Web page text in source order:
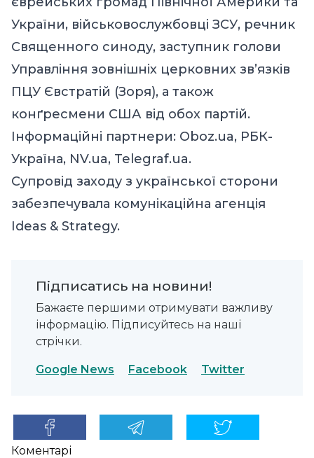
України, військовослужбовці ЗСУ, речник
Священного синоду, заступник голови
Управління зовнішніх церковних зв’язків
ПЦУ Євстратій (Зоря), а також
конґресмени США від обох партій.
Інформаційні партнери: Oboz.ua, РБК-
Україна, NV.ua, Telegraf.ua.
Супровід заходу з української сторони
забезпечувала комунікаційна агенція
Ideas & Strategy.
Підписатись на новини!
Бажаєте першими отримувати важливу
інформацію. Підписуйтесь на наші
стрічки.
Google News Facebook Twitter
Коментарі